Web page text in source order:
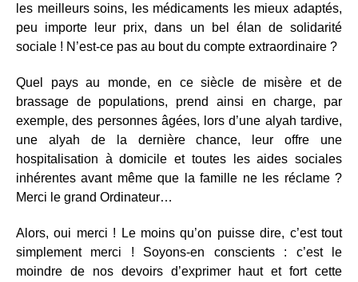
les meilleurs soins, les médicaments les mieux adaptés,
peu importe leur prix, dans un bel élan de solidarité
sociale ! N’est-ce pas au bout du compte extraordinaire ?
Quel pays au monde, en ce siècle de misère et de
brassage de populations, prend ainsi en charge, par
exemple, des personnes âgées, lors d’une alyah tardive,
une alyah de la dernière chance, leur offre une
hospitalisation à domicile et toutes les aides sociales
inhérentes avant même que la famille ne les réclame ?
Merci le grand Ordinateur…
Alors, oui merci ! Le moins qu’on puisse dire, c’est tout
simplement merci ! Soyons-en conscients : c’est le
moindre de nos devoirs d’exprimer haut et fort cette